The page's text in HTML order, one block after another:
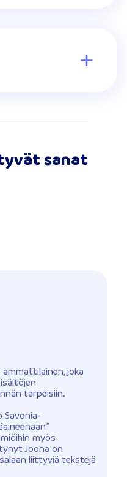
sanat
joka
tarpeisiin.
Savonia-
myös
Joona on
liittyviä tekstejä